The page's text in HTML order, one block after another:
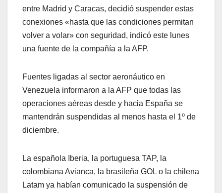
entre Madrid y Caracas, decidió suspender estas
conexiones «hasta que las condiciones permitan
volver a volar» con seguridad, indicó este lunes
una fuente de la compañía a la AFP.
Fuentes ligadas al sector aeronáutico en
Venezuela informaron a la AFP que todas las
operaciones aéreas desde y hacia España se
mantendrán suspendidas al menos hasta el 1º de
diciembre.
La española Iberia, la portuguesa TAP, la
colombiana Avianca, la brasileña GOL o la chilena
Latam ya habían comunicado la suspensión de